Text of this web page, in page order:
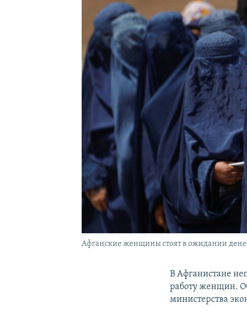
Афганские женщины стоят в ожидании
В Афганистане
работу женщин.
министерства